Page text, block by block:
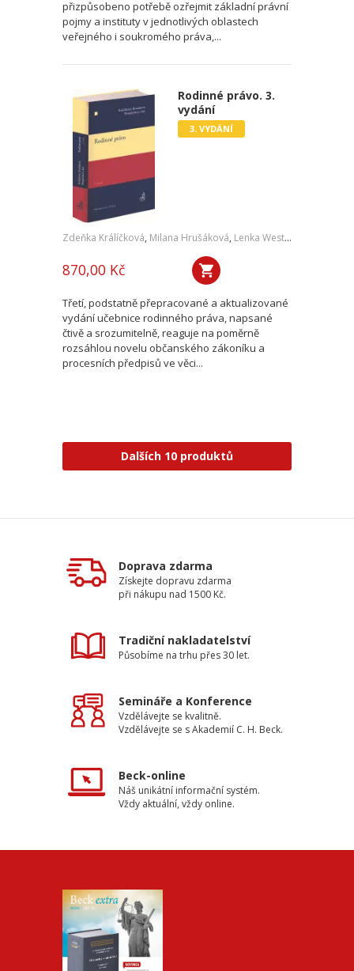
přizpůsobeno potřebě ozřejmit základní právní
pojmy a instituty v jednotlivých oblastech
veřejného i soukromého práva,...
Rodinné právo. 3.
vydání
3. VYDÁNÍ
Zdeňka Králíčková, Milana Hrušáková, Lenka Westphalová
870,00 Kč
Třetí, podstatně přepracované a aktualizované
vydání učebnice rodinného práva, napsané
čtivě a srozumitelně, reaguje na poměrně
rozsáhlou novelu občanského zákoníku a
procesních předpisů ve věci...
Dalších 10 produktů
Doprava zdarma
Získejte dopravu zdarma
při nákupu nad 1500 Kč.
Tradiční nakladatelství
Působíme na trhu přes 30 let.
Semináře a Konference
Vzdělávejte se kvalitně.
Vzdělávejte se s Akademií C. H. Beck.
Beck-online
Náš unikátní informační systém.
Vždy aktuální, vždy online.